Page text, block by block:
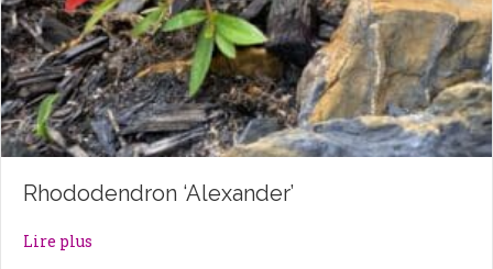
Rhododendron ‘Alexander’
Lire plus